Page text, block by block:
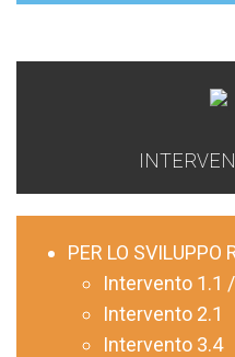
PER LO SVILUPPO
Intervento 1.1
Intervento 2.1
Intervento 3.4